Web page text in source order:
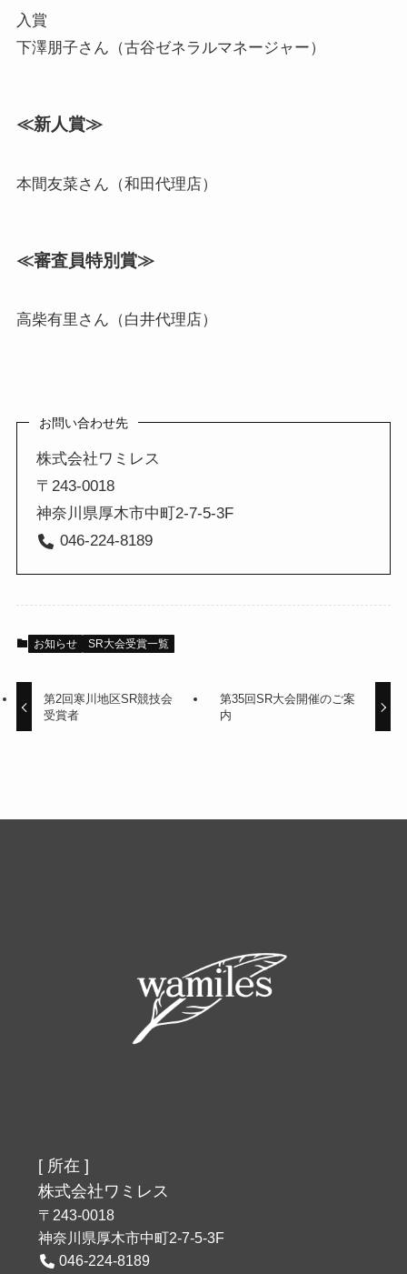
入賞
下澤朋子さん（古谷ゼネラルマネージャー）
≪新人賞≫
本間友菜さん（和田代理店）
≪審査員特別賞≫
高柴有里さん（白井代理店）
お問い合わせ先
株式会社ワミレス
〒243-0018
神奈川県厚木市中町2-7-5-3F
046-224-8189
お知らせ SR大会受賞一覧
第2回寒川地区SR競技会
受賞者
第35回SR大会開催のご案
内
[ 所在 ]
株式会社ワミレス
〒243-0018
神奈川県厚木市中町2-7-5-3F
046-224-8189